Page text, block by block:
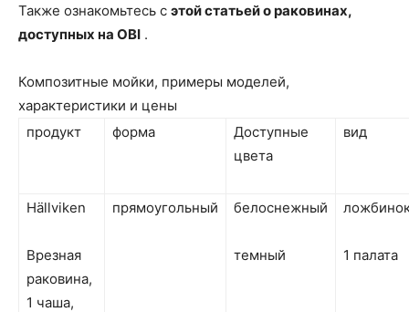
Также ознакомьтесь с этой статьей о раковинах,
доступных на OBI .
Композитные мойки, примеры моделей,
характеристики и цены
продукт
форма
Доступные
цвета
вид
Hällviken
Врезная
раковина,
1 чаша,
прямоугольный белоснежный
темный 1 палата